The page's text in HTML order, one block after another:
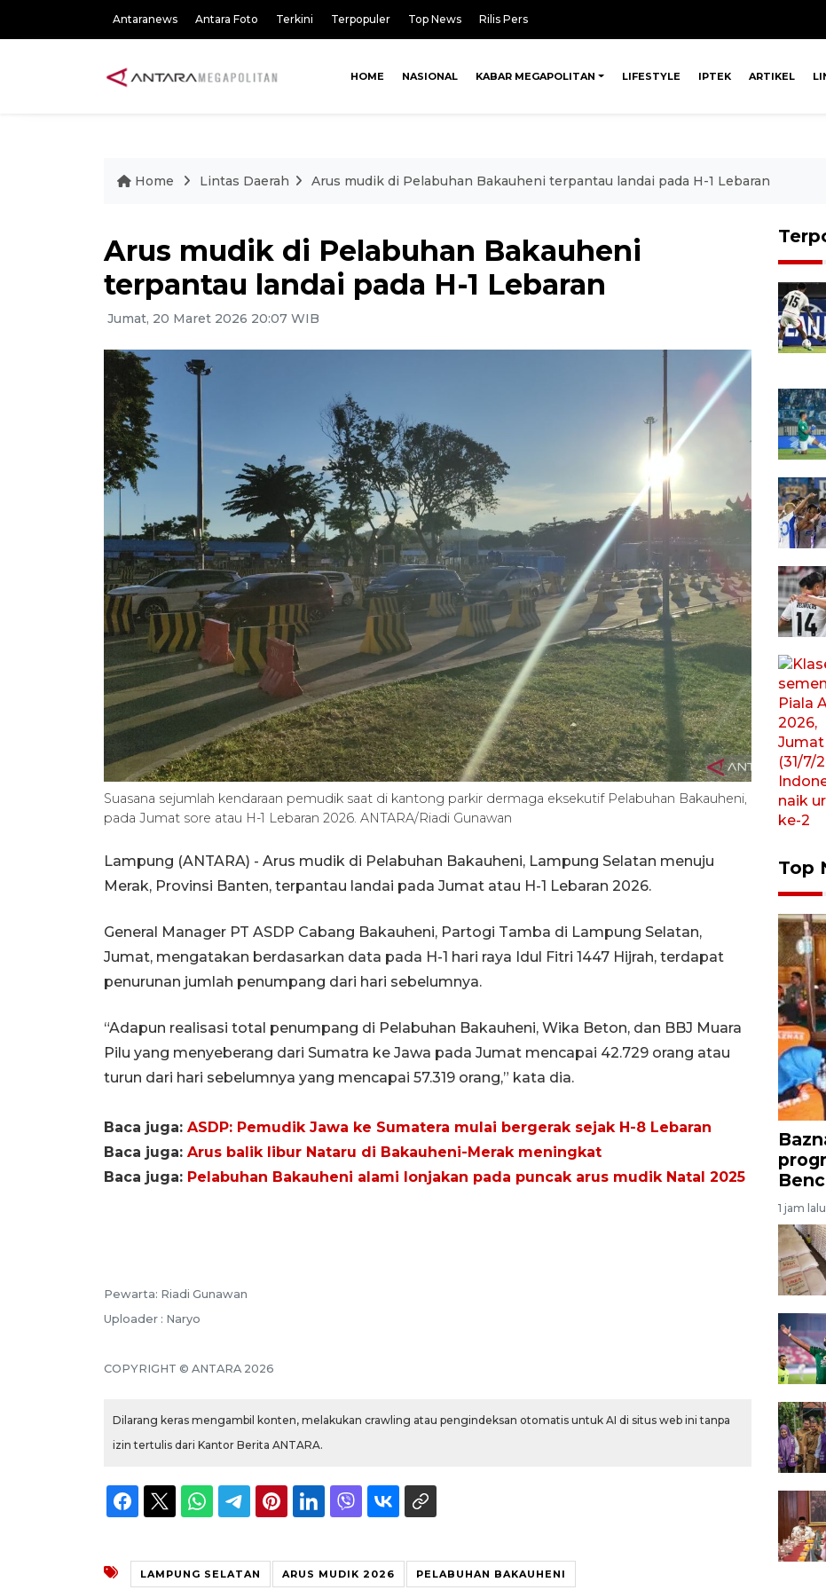
Antaranews Antara Foto Terkini Terpopuler Top News Rilis Pers
HOME NASIONAL KABAR MEGAPOLITAN LIFESTYLE IPTEK ARTIKEL
Home Lintas Daerah Arus mudik di Pelabuhan Bakauheni terpantau landai pada H-1 Lebaran
Arus mudik di Pelabuhan Bakauheni
terpantau landai pada H-1 Lebaran
Jumat, 20 Maret 2026 20:07 WIB
Suasana sejumlah kendaraan pemudik saat di kantong parkir dermaga eksekutif Pelabuhan Bakauheni,
pada Jumat sore atau H-1 Lebaran 2026. ANTARA/Riadi Gunawan
Lampung (ANTARA) - Arus mudik di Pelabuhan Bakauheni, Lampung Selatan menuju
Merak, Provinsi Banten, terpantau landai pada Jumat atau H-1 Lebaran 2026.
General Manager PT ASDP Cabang Bakauheni, Partogi Tamba di Lampung Selatan,
Jumat, mengatakan berdasarkan data pada H-1 hari raya Idul Fitri 1447 Hijrah, terdapat
penurunan jumlah penumpang dari hari sebelumnya.
“Adapun realisasi total penumpang di Pelabuhan Bakauheni, Wika Beton, dan BBJ Muara
Pilu yang menyeberang dari Sumatra ke Jawa pada Jumat mencapai 42.729 orang atau
turun dari hari sebelumnya yang mencapai 57.319 orang,” kata dia.
Baca juga: ASDP: Pemudik Jawa ke Sumatera mulai bergerak sejak H-8 Lebaran
Baca juga: Arus balik libur Nataru di Bakauheni-Merak meningkat
Baca juga: Pelabuhan Bakauheni alami lonjakan pada puncak arus mudik Natal 2025
Pewarta: Riadi Gunawan
Uploader : Naryo
COPYRIGHT © ANTARA 2026
Dilarang keras mengambil konten, melakukan crawling atau pengindeksan otomatis untuk AI di situs web ini tanpa
izin tertulis dari Kantor Berita ANTARA.
LAMPUNG SELATAN ARUS MUDIK 2026 PELABUHAN BAKAUHENI
Top
1 jam lalu